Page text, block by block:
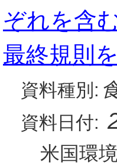
ぞれを含
最終規則
資料種別:
資料日付:
米国環境